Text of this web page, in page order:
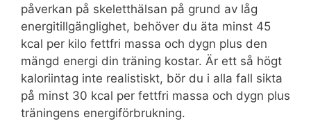
påverkan på skeletthälsan på grund av låg
energitillgänglighet, behöver du äta minst 45
kcal per kilo fettfri massa och dygn plus den
mängd energi din träning kostar. Är ett så högt
kaloriintag inte realistiskt, bör du i alla fall sikta
på minst 30 kcal per fettfri massa och dygn plus
träningens energiförbrukning.